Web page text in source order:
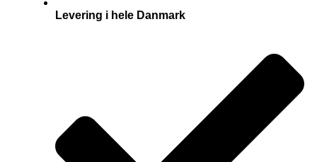
Levering i hele Danmark